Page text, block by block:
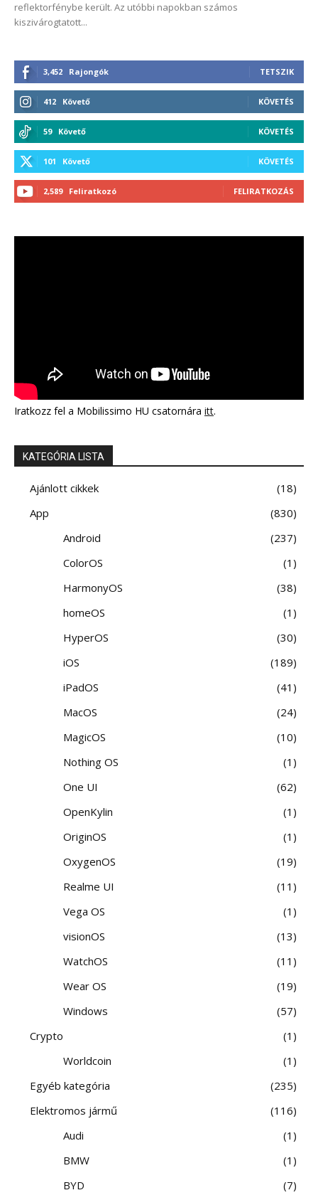
reflektorfénybe került. Az utóbbi napokban számos
kiszivárogtatott...
3,452 Rajongók TETSZIK
412 Követő KÖVETÉS
59 Követő KÖVETÉS
101 Követő KÖVETÉS
2,589 Feliratkozó FELIRATKOZÁS
Iratkozz fel a Mobilissimo HU csatornára itt.
KATEGÓRIA LISTA
Ajánlott cikkek
18
App
830
Android
237
ColorOS
1
HarmonyOS
38
homeOS
1
HyperOS
30
iOS
189
iPadOS
41
MacOS
24
MagicOS
10
Nothing OS
1
One UI
62
OpenKylin
1
OriginOS
1
OxygenOS
19
Realme UI
11
Vega OS
1
visionOS
13
WatchOS
11
Wear OS
19
Windows
57
Crypto
1
Worldcoin
1
Egyéb kategória
235
Elektromos jármű
116
Audi
1
BMW
1
BYD
7